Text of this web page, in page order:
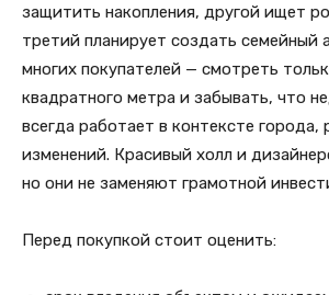
защитить накопления, другой ищет
третий планирует создать семейный
многих покупателей — смотреть
квадратного метра и забывать, что
всегда работает в контексте
изменений. Красивый холл и
но они не заменяют грамотной
Перед покупкой стоит оценить: